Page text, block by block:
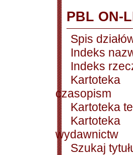
PBL ON-
Spis
Indeks
Indeks
Kartoteka
czasopism
Kartoteka
Kartoteka
wydawnictw
Szukaj